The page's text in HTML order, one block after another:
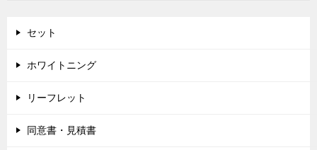
ン
セット
ホワイトニング
リーフレット
同意書・見積書